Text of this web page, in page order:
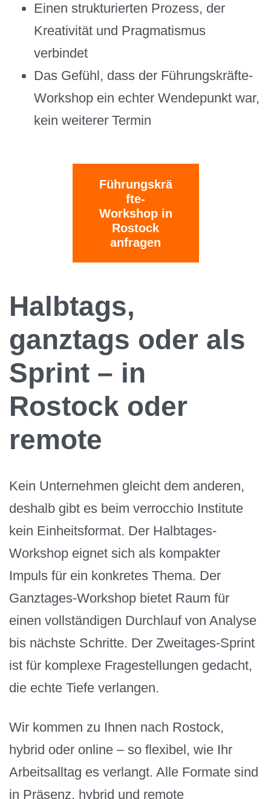
Einen strukturierten Prozess, der
Kreativität und Pragmatismus
verbindet
Das Gefühl, dass der Führungskräfte-
Workshop ein echter Wendepunkt war,
kein weiterer Termin
Führungskrä
fte-
Workshop in
Rostock
anfragen
Halbtags,
ganztags oder als
Sprint – in
Rostock oder
remote
Kein Unternehmen gleicht dem anderen,
deshalb gibt es beim verrocchio Institute
kein Einheitsformat. Der Halbtages-
Workshop eignet sich als kompakter
Impuls für ein konkretes Thema. Der
Ganztages-Workshop bietet Raum für
einen vollständigen Durchlauf von Analyse
bis nächste Schritte. Der Zweitages-Sprint
ist für komplexe Fragestellungen gedacht,
die echte Tiefe verlangen.
Wir kommen zu Ihnen nach Rostock,
hybrid oder online – so flexibel, wie Ihr
Arbeitsalltag es verlangt. Alle Formate sind
in Präsenz, hybrid und remote